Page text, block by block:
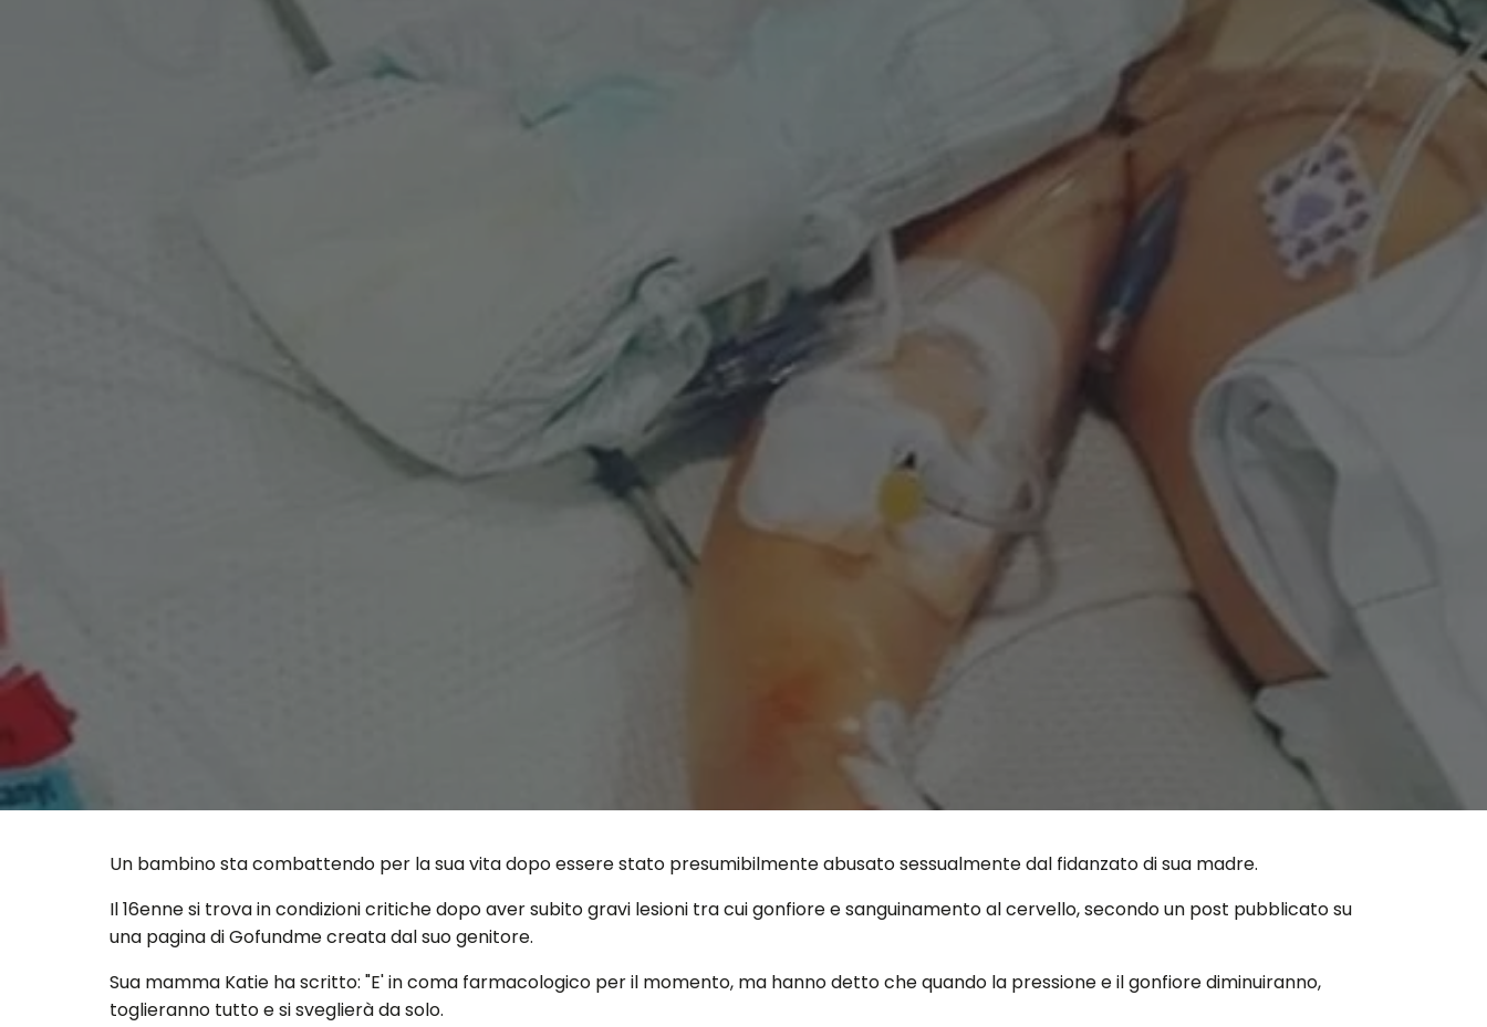
Un bambino sta combattendo per la sua vita dopo essere stato presumibilmente abusato sessualmente dal fidanzato di sua madre.
Il 16enne si trova in condizioni critiche dopo aver subito gravi lesioni tra cui gonfiore e sanguinamento al cervello, secondo un post pubblicato su
una pagina di Gofundme creata dal suo genitore.
Sua mamma Katie ha scritto: "E' in coma farmacologico per il momento, ma hanno detto che quando la pressione e il gonfiore diminuiranno,
toglieranno tutto e si sveglierà da solo.